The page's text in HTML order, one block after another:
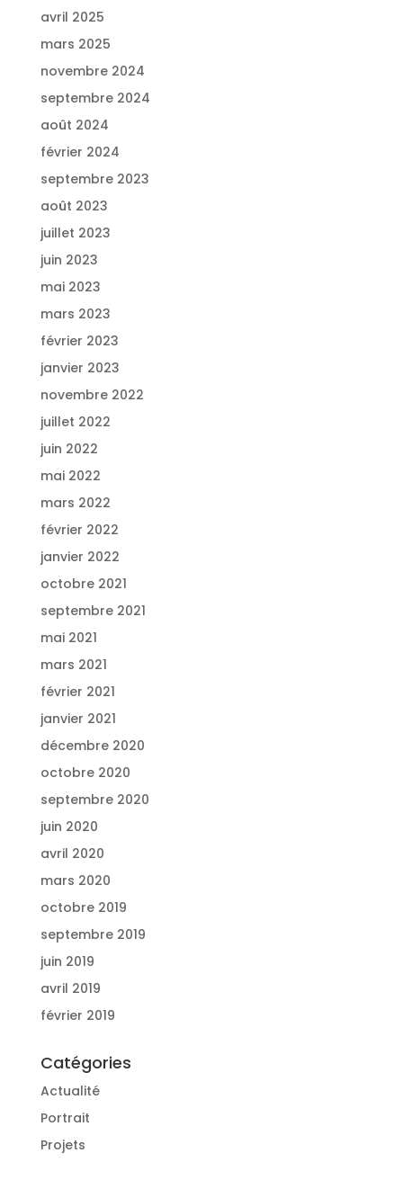
avril 2025
mars 2025
novembre 2024
septembre 2024
août 2024
février 2024
septembre 2023
août 2023
juillet 2023
juin 2023
mai 2023
mars 2023
février 2023
janvier 2023
novembre 2022
juillet 2022
juin 2022
mai 2022
mars 2022
février 2022
janvier 2022
octobre 2021
septembre 2021
mai 2021
mars 2021
février 2021
janvier 2021
décembre 2020
octobre 2020
septembre 2020
juin 2020
avril 2020
mars 2020
octobre 2019
septembre 2019
juin 2019
avril 2019
février 2019
Catégories
Actualité
Portrait
Projets